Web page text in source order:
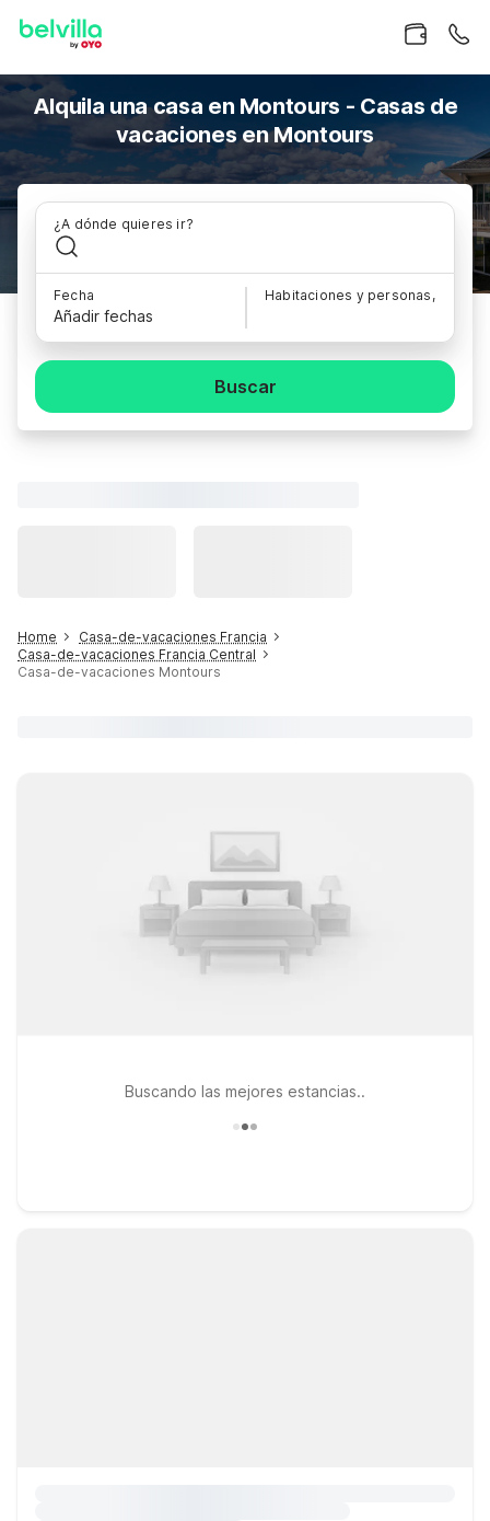
Alquila una casa en Montours - Casas de
vacaciones en Montours
¿A dónde quieres ir?
Fecha
Añadir fechas
Habitaciones y personas,
Buscar
Home
Casa-de-vacaciones Francia
Casa-de-vacaciones Francia Central
Casa-de-vacaciones Montours
Buscando las mejores estancias..